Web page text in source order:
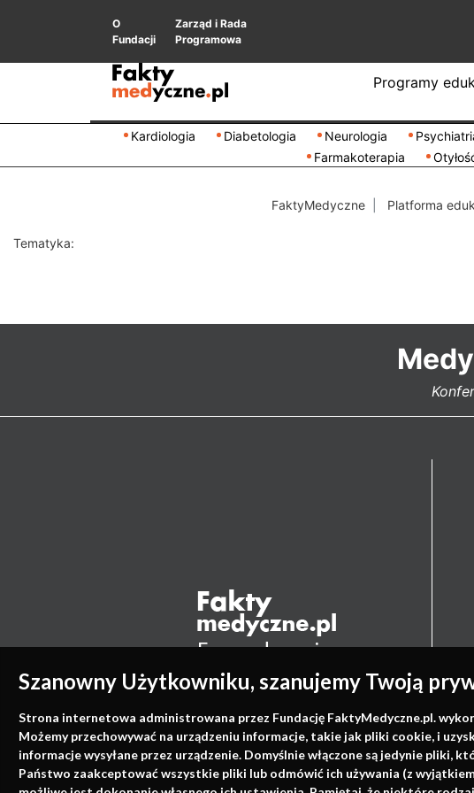
Szanowny Użytkowniku, szanujemy Twoją
Strona internetowa administrowana przez Fundację FaktyMedyczne.pl.
Możemy przechowywać na urządzeniu informacje, takie jak pliki cookie, i
informacje wysyłane przez urządzenie. Domyślnie włączone są jedynie pliki,
Państwo zaakceptować wszystkie pliki lub odmówić ich używania (z
O
Fundacji
Zarząd i Rada
Programowa
Programy
Kardiologia Diabetologia Neurologia
Farmakoterapia
FaktyMedyczne Platforma
Tematyka: